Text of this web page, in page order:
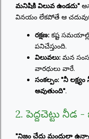
మనిషికి విలువ ఉండదు"
వినయం లేకపోతే ఆ
రక్షణ: కష్ట
పనిచేస్తుంది.
విలువలు: మన
వారధులు వారే.
సంకల్పం: "నీ
అవుతుంది".
2. పెద్దచెట్టు నీడ
"నిజం చేదు మందులా ఉన్నా